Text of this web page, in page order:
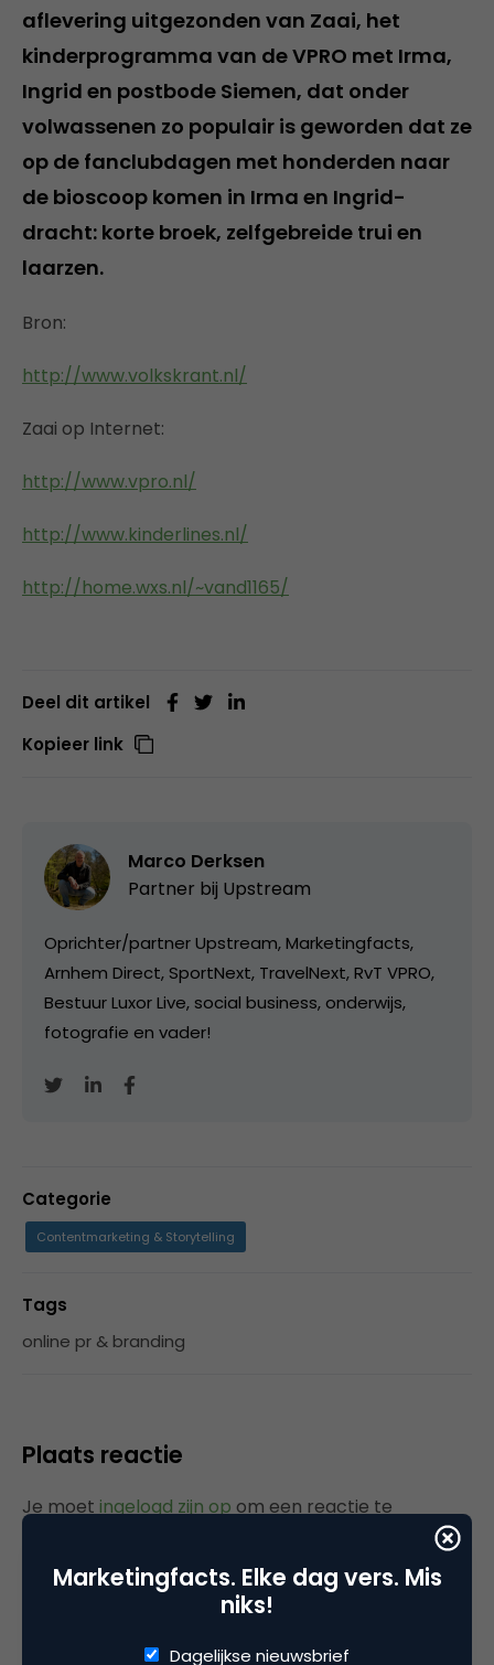
aflevering uitgezonden van Zaai, het
kinderprogramma van de VPRO met Irma,
Ingrid en postbode Siemen, dat onder
volwassenen zo populair is geworden dat ze
op de fanclubdagen met honderden naar
de bioscoop komen in Irma en Ingrid-
dracht: korte broek, zelfgebreide trui en
laarzen.
Bron:
http://www.volkskrant.nl/
Zaai op Internet:
http://www.vpro.nl/
http://www.kinderlines.nl/
http://home.wxs.nl/~vand1165/
Deel dit artikel
Kopieer link
Marco Derksen
Partner bij Upstream
Oprichter/partner Upstream, Marketingfacts,
Arnhem Direct, SportNext, TravelNext, RvT VPRO,
Bestuur Luxor Live, social business, onderwijs,
fotografie en vader!
Categorie
Contentmarketing & Storytelling
Tags
online pr & branding
Plaats reactie
Je moet ingelogd zijn op om een reactie te
Gerelateerde artikelen
Marketingfacts. Elke dag vers. Mis
niks!
Dagelijkse nieuwsbrief